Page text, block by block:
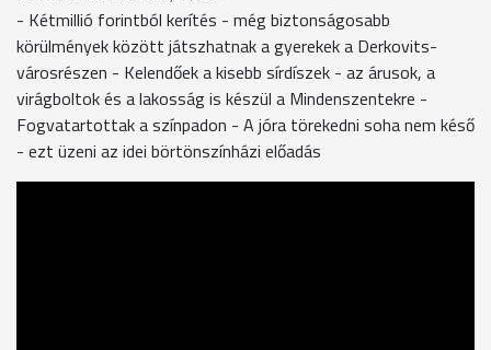
- Kétmillió forintból kerítés - még biztonságosabb
körülmények között játszhatnak a gyerekek a Derkovits-
városrészen - Kelendőek a kisebb sírdíszek - az árusok, a
virágboltok és a lakosság is készül a Mindenszentekre -
Fogvatartottak a színpadon - A jóra törekedni soha nem késő
- ezt üzeni az idei börtönszínházi előadás